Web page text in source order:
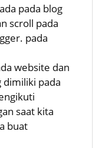
pada blog
scroll pada
pada
website dan
pada
saat kita
buat